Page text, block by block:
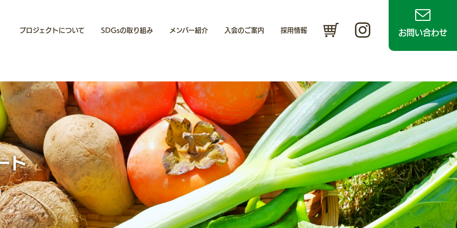
プロジェクトについて SDGsの取り組み メンバー紹介 入会のご案内 採用情報 お問い合わせ
ト